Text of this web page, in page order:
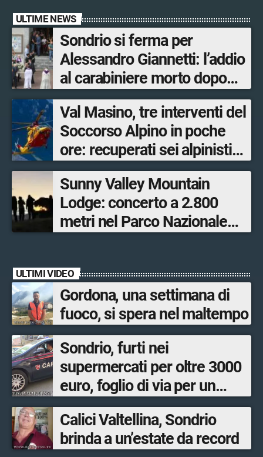
ULTIME NEWS
Sondrio si ferma per
Alessandro Giannetti: l’addio
al carabiniere morto dopo
l’incidente in moto
Val Masino, tre interventi del
Soccorso Alpino in poche
ore: recuperati sei alpinisti
ed escursionisti
Sunny Valley Mountain
Lodge: concerto a 2.800
metri nel Parco Nazionale
ULTIMI VIDEO
Gordona, una settimana di
fuoco, si spera nel maltempo
Sondrio, furti nei
supermercati per oltre 3000
euro, foglio di via per un
ventinovenne
Calici Valtellina, Sondrio
brinda a un’estate da record